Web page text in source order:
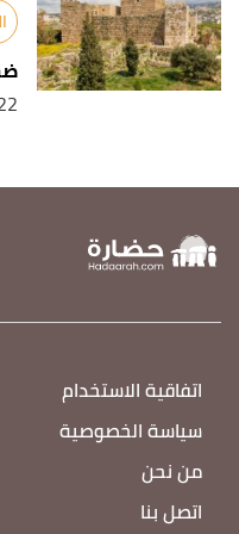
بابل، اطّلع عليه بتاريخ 18/4/2021. بتصرّف.
↑نبيلة محمد عبد الحليم (11/9/
للمعلوماتية، اطّلع عليه بتاريخ
↑ م حيدر عقيل عبد ،
صفحة 9-10. بتصرّف.
↑م حيدر عقيل عبد،
22
اتفاقية الاستخدام
سياسة الخصوصية
من نحن
اتصل بنا